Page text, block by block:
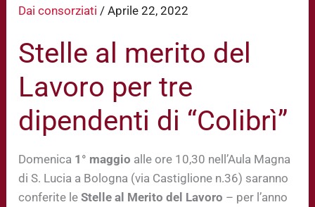
Dai consorziati /Aprile 22, 2022
Stelle al merito del
Lavoro per tre
dipendenti di “Colibrì”
Domenica 1° maggio alle ore 10,30 nell’Aula Magna
di S. Lucia a Bologna (via Castiglione n.36) saranno
conferite leStelle al Merito del Lavoro – per l’anno